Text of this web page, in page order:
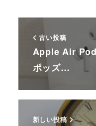
古い投稿
Apple Air
ポッズ…
新しい投稿